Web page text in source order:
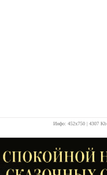
Инфо: 452х750 | 4307 Kb